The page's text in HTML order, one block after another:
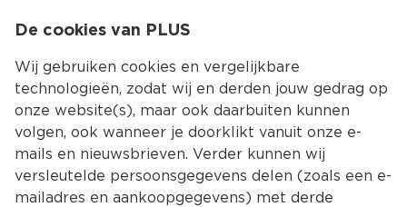
Kies jouw
Terug Producten
De cookies van PLUS
Wij gebruiken cookies en vergelijkbare
technologieën, zodat wij en derden jouw gedrag op
onze website(s), maar ook daarbuiten kunnen
volgen, ook wanneer je doorklikt vanuit onze e-
mails en nieuwsbrieven. Verder kunnen wij
versleutelde persoonsgegevens delen (zoals een e-
mailadres en aankoopgegevens) met derde